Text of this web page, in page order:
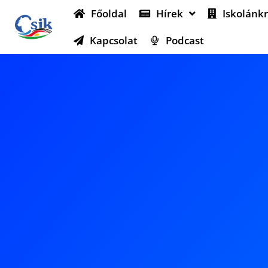
Főoldal Hírek
Kapcsolat
Podcast